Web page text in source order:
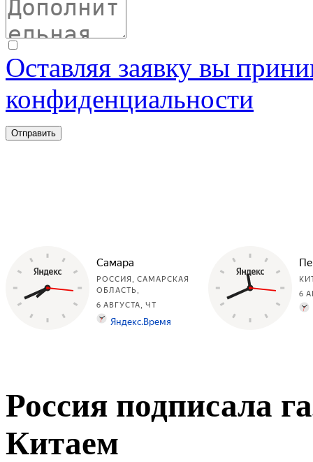
Оставляя заявку вы
конфиденциальности
Россия подписала
Китаем